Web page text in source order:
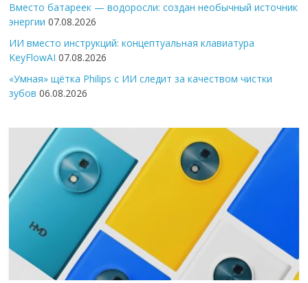
Вместо батареек — водоросли: создан необычный источник
энергии 07.08.2026
ИИ вместо инструкций: концептуальная клавиатура
KeyFlowAI 07.08.2026
«Умная» щётка Philips с ИИ следит за качеством чистки
зубов 06.08.2026